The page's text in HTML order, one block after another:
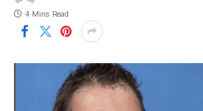
4 Mins Read